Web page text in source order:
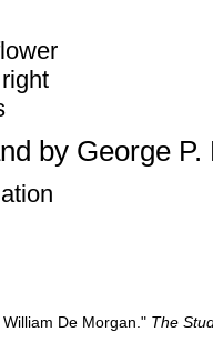
by George P.
De Morgan." The